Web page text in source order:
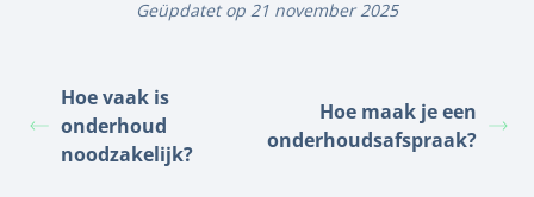
Geüpdatet op 21 november 2025
Hoe vaak is
onderhoud
noodzakelijk?
Hoe maak je een
onderhoudsafspraak?